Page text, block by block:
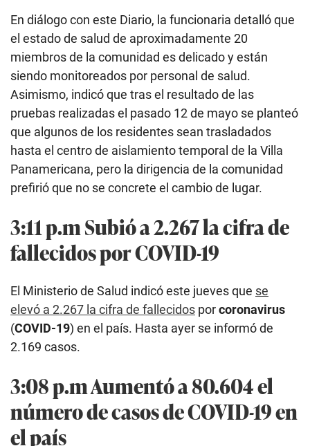
En diálogo con este Diario, la funcionaria detalló que
el estado de salud de aproximadamente 20
miembros de la comunidad es delicado y están
siendo monitoreados por personal de salud.
Asimismo, indicó que tras el resultado de las
pruebas realizadas el pasado 12 de mayo se planteó
que algunos de los residentes sean trasladados
hasta el centro de aislamiento temporal de la Villa
Panamericana, pero la dirigencia de la comunidad
prefirió que no se concrete el cambio de lugar.
3:11 p.m Subió a 2.267 la cifra de
fallecidos por COVID-19
El Ministerio de Salud indicó este jueves que se
elevó a 2.267 la cifra de fallecidos porcoronavirus
(COVID-19) en el país. Hasta ayer se informó de
2.169 casos.
3:08 p.m Aumentó a 80.604 el
número de casos de COVID-19 en
el país